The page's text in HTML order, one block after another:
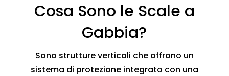
Cosa Sono le Scale a
Gabbia?
Sono strutture verticali che offrono un
sistema di protezione integrato con una